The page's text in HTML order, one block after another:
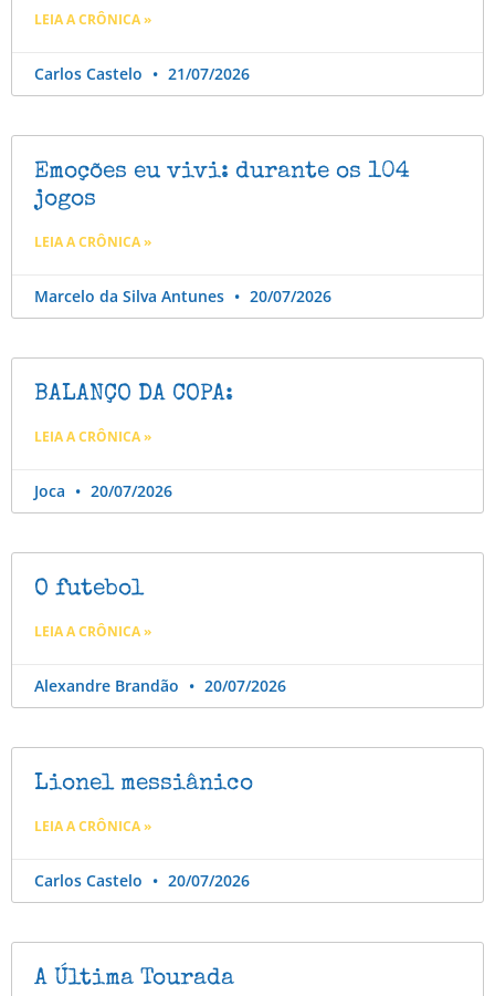
LEIA A CRÔNICA »
Carlos Castelo 21/07/2026
Emoções eu vivi: durante os 104
jogos
LEIA A CRÔNICA »
Marcelo da Silva Antunes 20/07/2026
BALANÇO DA COPA:
LEIA A CRÔNICA »
Joca 20/07/2026
O futebol
LEIA A CRÔNICA »
Alexandre Brandão 20/07/2026
Lionel messiânico
LEIA A CRÔNICA »
Carlos Castelo 20/07/2026
A Última Tourada